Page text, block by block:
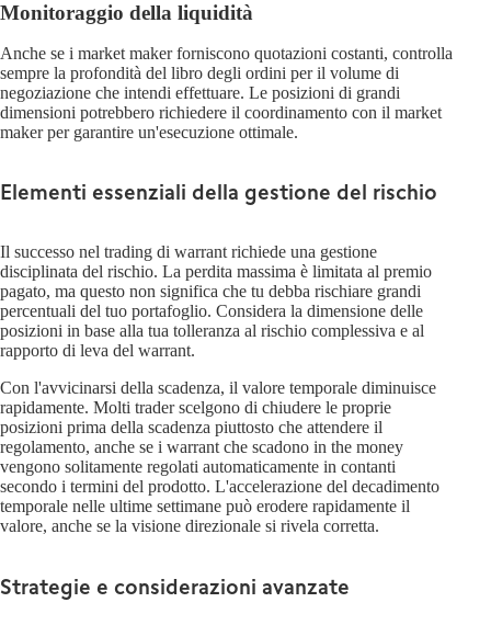
Monitoraggio della liquidità
Anche se i market maker forniscono quotazioni costanti, controlla
sempre la profondità del libro degli ordini per il volume di
negoziazione che intendi effettuare. Le posizioni di grandi
dimensioni potrebbero richiedere il coordinamento con il market
maker per garantire un'esecuzione ottimale.
Elementi essenziali della gestione del rischio
Il successo nel trading di warrant richiede una gestione
disciplinata del rischio. La perdita massima è limitata al premio
pagato, ma questo non significa che tu debba rischiare grandi
percentuali del tuo portafoglio. Considera la dimensione delle
posizioni in base alla tua tolleranza al rischio complessiva e al
rapporto di leva del warrant.
Con l'avvicinarsi della scadenza, il valore temporale diminuisce
rapidamente. Molti trader scelgono di chiudere le proprie
posizioni prima della scadenza piuttosto che attendere il
regolamento, anche se i warrant che scadono in the money
vengono solitamente regolati automaticamente in contanti
secondo i termini del prodotto. L'accelerazione del decadimento
temporale nelle ultime settimane può erodere rapidamente il
valore, anche se la visione direzionale si rivela corretta.
Strategie e considerazioni avanzate